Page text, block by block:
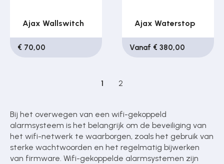
Ajax Wallswitch
€ 70,00
Ajax Waterstop
Vanaf € 380,00
1 2
Bij het overwegen van een wifi-gekoppeld
alarmsysteem is het belangrijk om de beveiliging van
het wifi-netwerk te waarborgen, zoals het gebruik van
sterke wachtwoorden en het regelmatig bijwerken
van firmware. Wifi-gekoppelde alarmsystemen zijn